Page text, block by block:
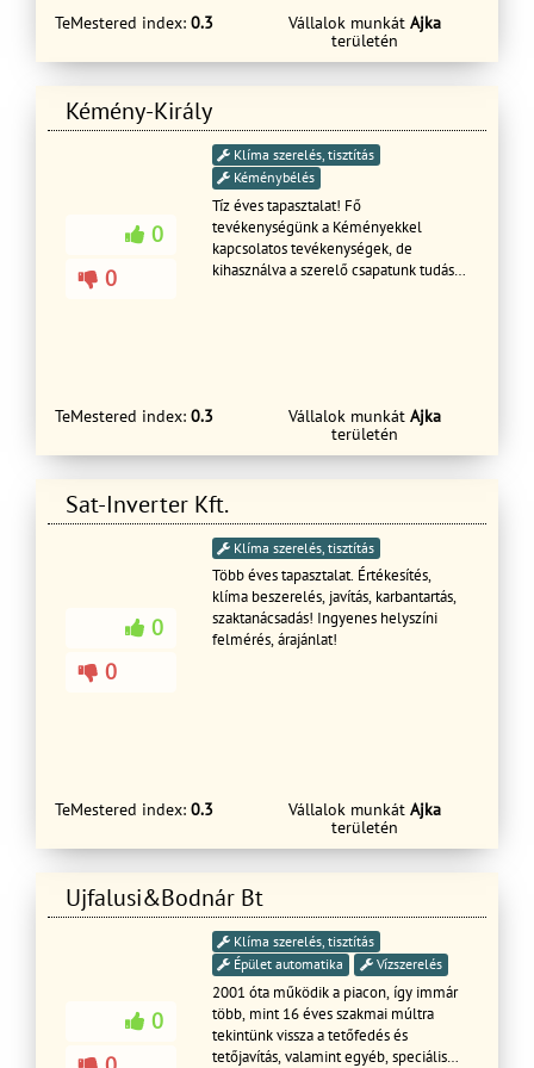
megtakaritasi ugyintezest vallalunk.
Szechenyi beruzasi hitelbol epito
cegeknek teljeskoru ugyintezest
kivalasztasa, meglevo ingatlan eladasa,
kivitelezes. Csaladi haz epitesi nm
araink 130 ezertol 250 ezerig igeny es
minoseg szerint.
TeMestered index: 0.3 Vállalok munkát Ajka
területén
Kémény-Király
0
0
Klíma szerelés, tisztítás
Kéménybélés
Tíz éves tapasztalat! Fő
tevékenységünk a Kéményekkel
kapcsolatos tevékenységek, de
kihasználva a szerelő csapatunk tudását
TeMestered index: 0.3 Vállalok munkát Ajka
területén
Sat-Inverter Kft.
0
0
Klíma szerelés, tisztítás
Több éves tapasztalat. Értékesítés,
klíma beszerelés, javítás, karbantartás,
szaktanácsadás! Ingyenes helyszíni
felmérés, árajánlat!
TeMestered index: 0.3 Vállalok munkát Ajka
területén
Ujfalusi&Bodnár Bt
0
Klíma szerelés, tisztítás
Épület automatika
Vízszerelés
2001 óta működik a piacon, így immár
több, mint 16 éves szakmai múltra
tekintünk vissza a tetőfedés és
tetőjavítás, valamint egyéb, speciális